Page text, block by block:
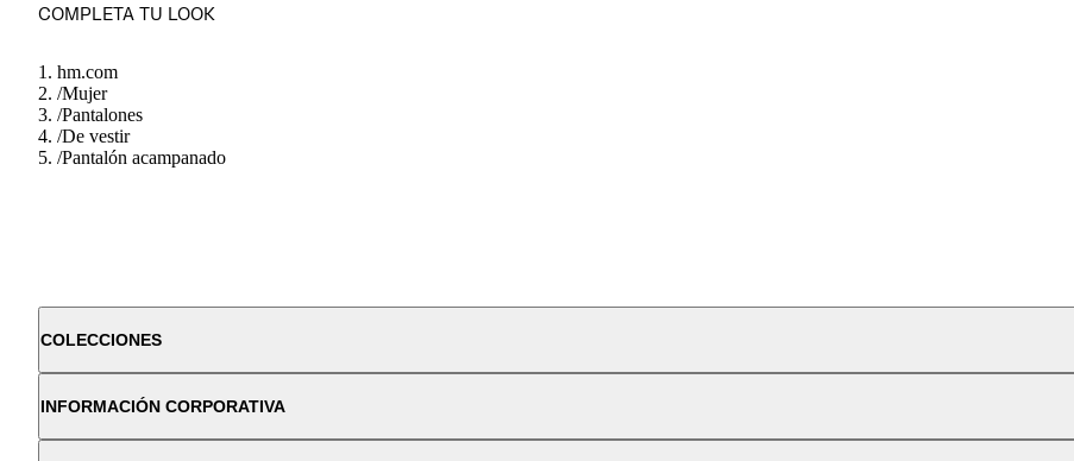
COMPLETA TU LOOK
hm.com
/Mujer
/Pantalones
/De vestir
/Pantalón acampanado
COLECCIONES
INFORMACIÓN CORPORATIVA